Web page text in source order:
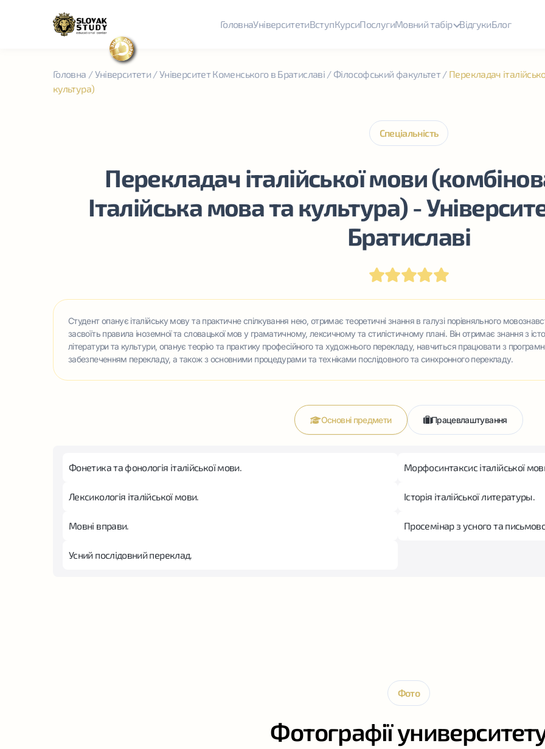
ГоловнаУніверситетиВступКурсиПослугиМовний табір ВідгукиБлог
Головна /Університети/Університет Коменського в Братиславі / Філософський факультет/ Перекладач
культура)
Спеціальність
Перекладач італійської мови
Італійська мова та культура) -
Братиславі
Студент опанує італійську мову та практичне спілкування нею, отримає теоретичні знання в галузі порівняльного
засвоїть правила іноземної та словацької мов у граматичному, лексичному та стилістичному плані. Він отримає знання з
літератури та культури, опанує теорію та практику професійного та художнього перекладу, навчиться працювати з
забезпеченням перекладу, а також з основними процедурами та техніками послідовного та синхронного перекладу.
Основні предмети Працевлаштування
Фонетика та фонологія італійської мови. Морфосинтаксис італійської
Лексикологія італійської мови. Історія італійської литературы.
Мовні вправи. Просемінар з усного та
Усний послідовний переклад.
Фото
Фотографії